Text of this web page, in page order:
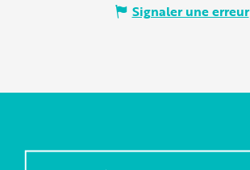
Signaler une erreur